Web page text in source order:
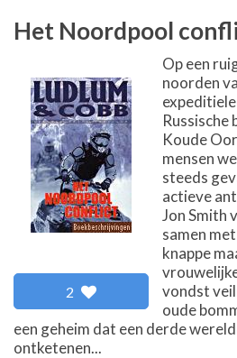
Het Noordpool
2
Op een
noorden
Russische
Koude
mensen
steeds
actieve
Jon Smith
samen
knappe
vondst
oude
een geheim dat een derde
ontketenen...